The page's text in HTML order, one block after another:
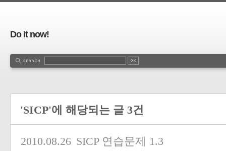
Do it now!
'SICP'에 해당되는 글 3건
2010.08.26 SICP 연습문제 1.3